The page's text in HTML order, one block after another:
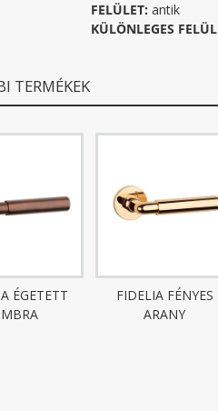
FELÜLET: antik
KÜLÖNLEGES
TERMÉKEK
ÉGETETT
FIDELIA FÉNYES
ARANY